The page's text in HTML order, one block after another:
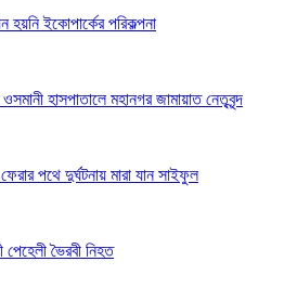
হয়নি ইকোপার্কের পরিকল্পনা
হাসপাতালে মহানগর জামায়াত নেতৃবৃন্দ
পথে দুর্ঘটনায় মারা যান সাইফুল
পেহেলী ভৈরবী নিহত